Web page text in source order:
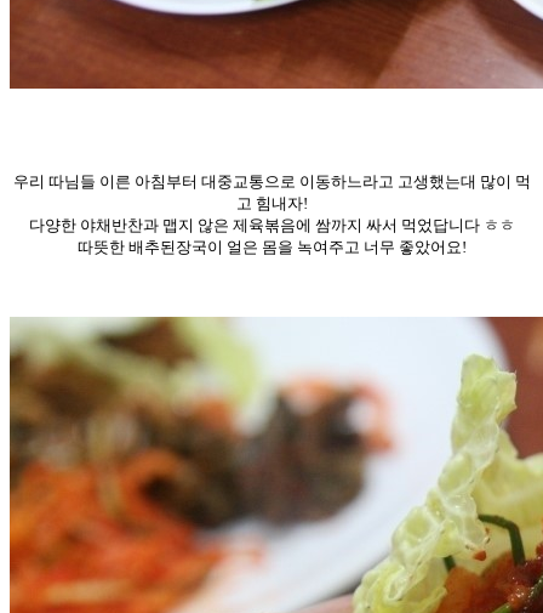
우리 따님들 이른 아침부터 대중교통으로 이동하느라고 고생했는대 많이 먹
고 힘내자!
다양한 야채반찬과 맵지 않은 제육볶음에 쌈까지 싸서 먹었답니다 ㅎㅎ
따뜻한 배추된장국이 얼은 몸을 녹여주고 너무 좋았어요!